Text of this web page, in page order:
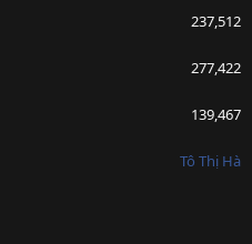
237,512
277,422
139,467
Tô Thị Hà